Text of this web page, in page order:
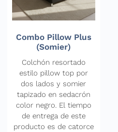
Combo Pillow Plus
(Somier)
Colchón resortado
estilo pillow top por
dos lados y somier
tapizado en sedacrón
color negro. El tiempo
de entrega de este
producto es de catorce